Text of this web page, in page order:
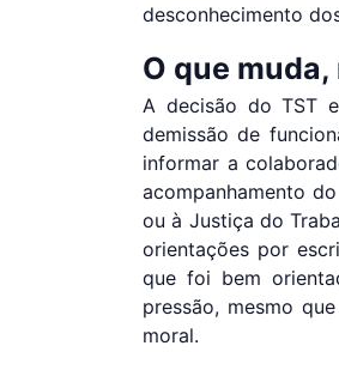
desconhecimento
O que
A decisão do TST
demissão de
informar a
acompanhamento
ou à Justiça do
orientações por
que foi bem
pressão, mesmo
moral.